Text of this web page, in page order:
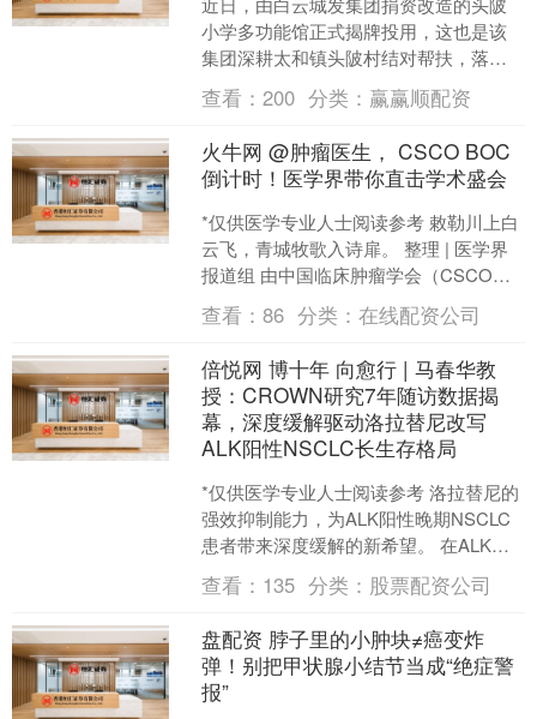
小学多功能馆正式揭牌投用，这也是该
集团深耕太和镇头陂村结对帮扶，落
实“百千万工程”的标志性实体项目，展现
其以实体项目为抓手，坚....
查看：200 分类： 赢赢顺配资
火牛网 @肿瘤医生， CSCO BOC
倒计时！医学界带你直击学术盛会
*仅供医学专业人士阅读参考 敕勒川上白
云飞，青城牧歌入诗扉。 整理 | 医学界
报道组 由中国临床肿瘤学会（CSCO）
与北京市希思科临床肿瘤学研究基金会
联合主办的....
查看：86 分类：在线配资公司
倍悦网 博十年 向愈行 | 马春华教
授：CROWN研究7年随访数据揭
幕，深度缓解驱动洛拉替尼改写
ALK阳性NSCLC长生存格局
*仅供医学专业人士阅读参考 洛拉替尼的
强效抑制能力，为ALK阳性晚期NSCLC
患者带来深度缓解的新希望。 在ALK阳
性晚期NSCLC的治疗中，能否快速、深
度地缩....
查看： 135 分类： 股票配资公司
盘配资 脖子里的小肿块≠癌变炸
弹！别把甲状腺小结节当成“绝症警
报”